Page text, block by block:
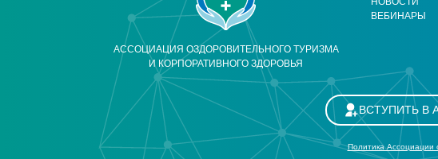
АССОЦИАЦИЯ ОЗДОРОВИТЕЛЬНОГО ТУРИЗМА
И КОРПОРАТИВНОГО ЗДОРОВЬЯ
ВЕБИНАРЫ
ВСТУПИТЬ В
Политика Ассоциации